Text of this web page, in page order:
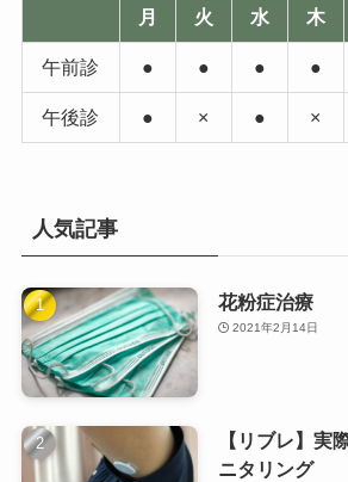
月 火 水 木
午前診 ● ● ● ●
午後診 ● × ● ×
人気記事
花粉症治療
2021年2月14日
【リブレ】実
ニタリング